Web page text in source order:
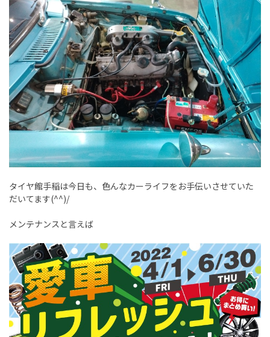
タイヤ館手稲は今日も、色んなカーライフをお手伝いさせていた
だいてます(^^)/
メンテナンスと言えば